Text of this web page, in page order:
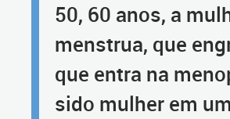
50, 60 anos, a
menstrua, que
que entra na
sido mulher em